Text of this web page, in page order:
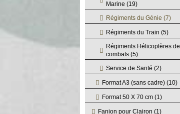
Marine (19)
Régiments du Génie (7)
Régiments du Train (5)
Régiments Hélicoptères de
combats (5)
Service de Santé (2)
Format A3 (sans cadre) (10)
Format 50 X 70 cm (1)
Fanion pour Clairon (1)